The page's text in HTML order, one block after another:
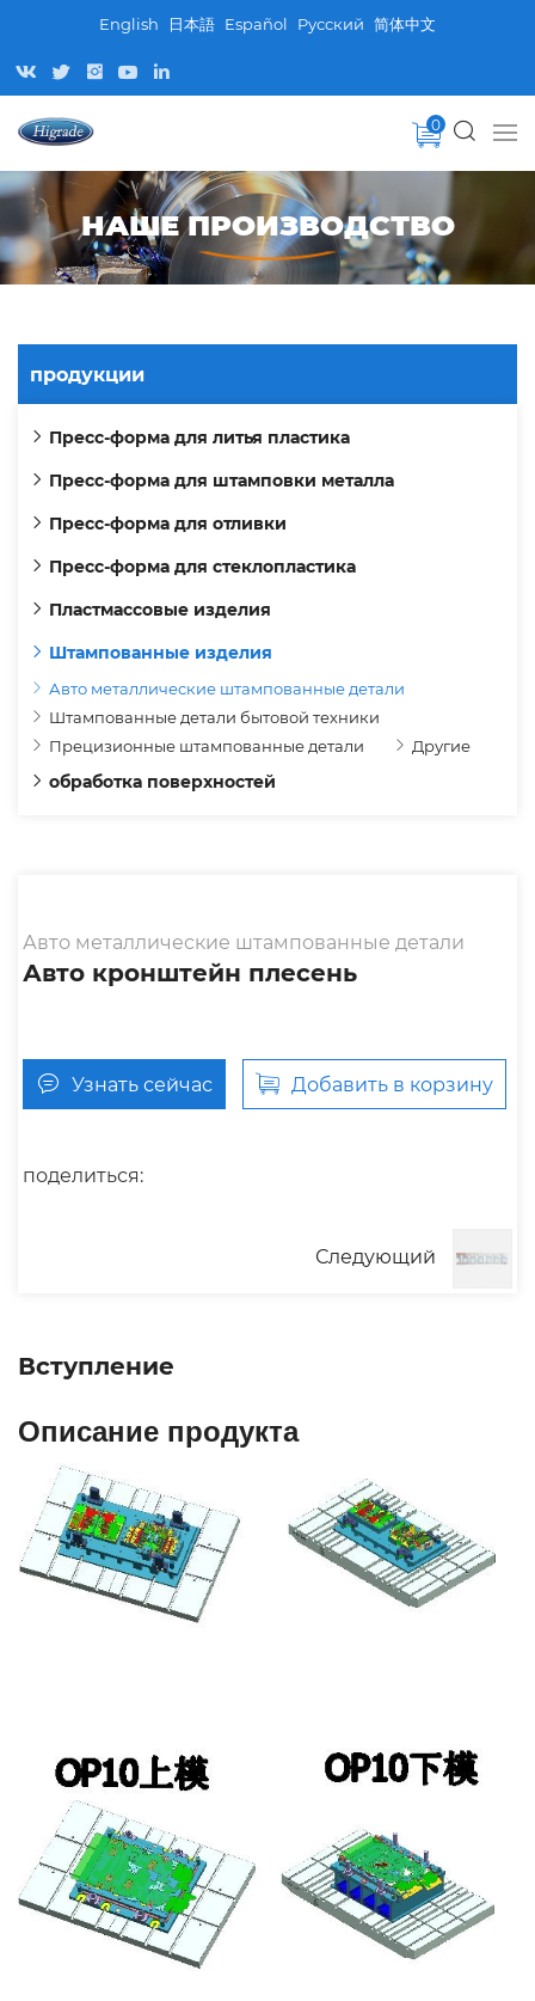
English 日本語 Español Pусский 简体中文
0
НАШЕ ПРОИЗВОДСТВО
продукции
Пресс-форма для литья пластика
Пресс-форма для штамповки металла
Пресс-форма для отливки
Пресс-форма для стеклопластика
Пластмассовые изделия
Штампованные изделия
Авто металлические штампованные детали
Штампованные детали бытовой техники
Прецизионные штампованные детали
Другие
обработка поверхностей
Авто металлические штампованные детали
Авто кронштейн плесень
Узнать сейчас Добавить в корзину
поделиться:
Следующий
Вступление
Описание продукта